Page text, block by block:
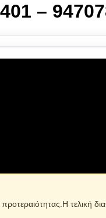
–
την τυχαία
προτεραιότητας.Η τελική